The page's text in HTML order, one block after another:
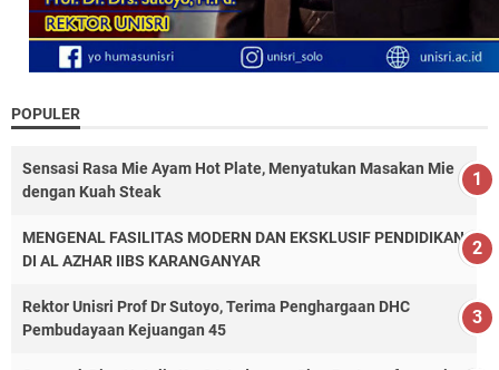
POPULER
Sensasi Rasa Mie Ayam Hot Plate, Menyatukan Masakan Mie
dengan Kuah Steak
MENGENAL FASILITAS MODERN DAN EKSKLUSIF PENDIDIKAN
DI AL AZHAR IIBS KARANGANYAR
Rektor Unisri Prof Dr Sutoyo, Terima Penghargaan DHC
Pembudayaan Kejuangan 45